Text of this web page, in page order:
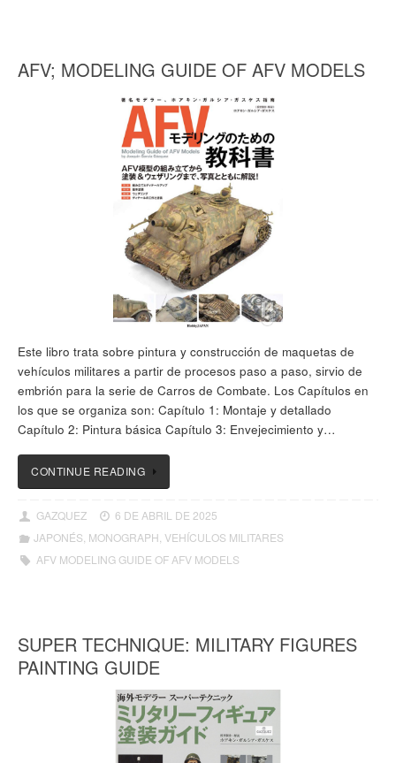
AFV; MODELING GUIDE OF AFV MODELS
Este libro trata sobre pintura y construcción de maquetas de
vehículos militares a partir de procesos paso a paso, sirvio de
embrión para la serie de Carros de Combate. Los Capítulos en
los que se organiza son: Capítulo 1: Montaje y detallado
Capítulo 2: Pintura básica Capítulo 3: Envejecimiento y…
CONTINUE READING
GAZQUEZ
6 DE ABRIL DE 2025
JAPONÉS MONOGRAPH VEHÍCULOS MILITARES
AFV MODELING GUIDE OF AFV MODELS
SUPER TECHNIQUE: MILITARY FIGURES
PAINTING GUIDE